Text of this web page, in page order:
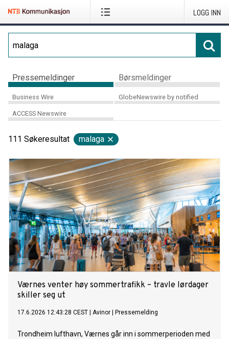
LOGG INN
Pressemeldinger Børsmeldinger
Business Wire GlobeNewswire by notified
ACCESS Newswire
111 Søkeresultat malaga
Værnes venter høy sommertrafikk – travle lørdager
skiller seg ut
17.6.2026 12:43:28 CEST Avinor Pressemelding
Trondheim lufthavn, Værnes går inn i sommerperioden med